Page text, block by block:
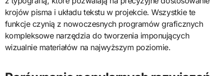
krojów pisma i układu tekstu w projekcie. Wszystkie te
funkcje czynią z nowoczesnych programów graficznych
kompleksowe narzędzia do tworzenia imponujących
wizualnie materiałów na najwyższym poziomie.